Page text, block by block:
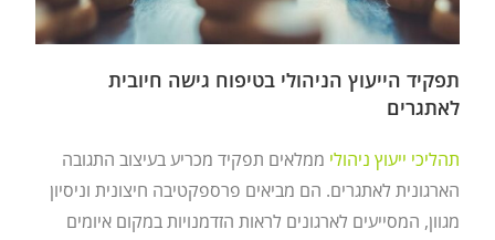
תפקיד הייעוץ הניהולי בטיפוח גישה חיובית
לאתגרים
תהליכי ייעוץ ניהולי ממלאים תפקיד מכריע בעיצוב התגובה
הארגונית לאתגרים. הם מביאים פרספקטיבה חיצונית וניסיון
מגוון, המסייעים לארגונים לראות הזדמנויות במקום איומים